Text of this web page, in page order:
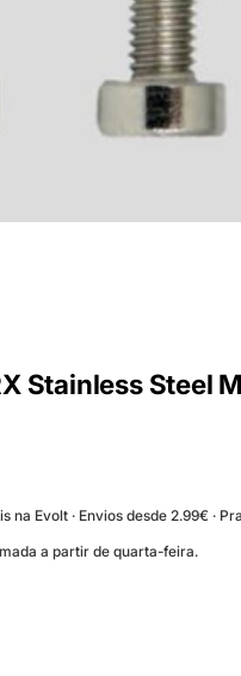
Stainless Steel
na Evolt · Envios desde 2.99€ ·
a partir de quarta-feira.